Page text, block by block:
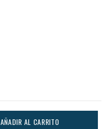
AÑADIR AL CARRITO